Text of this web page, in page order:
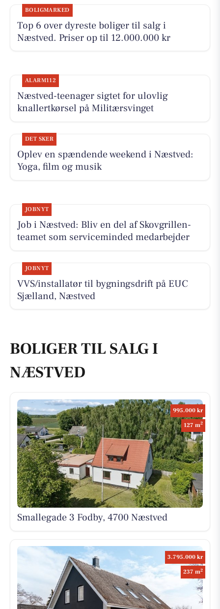
BOLIGMARKED
Top 6 over dyreste boliger til salg i
Næstved. Priser op til 12.000.000 kr
ALARM112
Næstved-teenager sigtet for ulovlig
knallertkørsel på Militærsvinget
DET SKER
Oplev en spændende weekend i Næstved:
Yoga, film og musik
JOBNYT
Job i Næstved: Bliv en del af Skovgrillen-
teamet som serviceminded medarbejder
JOBNYT
VVS/installatør til bygningsdrift på EUC
Sjælland, Næstved
BOLIGER TIL SALG I
NÆSTVED
995.000 kr
127 m2
Smallegade 3 Fodby, 4700 Næstved
3.795.000 kr
237 m2